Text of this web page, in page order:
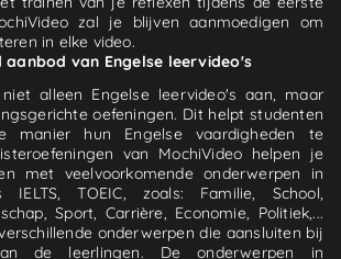
zal je blijven aanmoedigen om
in elke video.
aanbod van Engelse leervideo's
alleen Engelse leervideo's aan, maar
oefeningen. Dit helpt studenten
hun Engelse vaardigheden te
van MochiVideo helpen je
met veelvoorkomende onderwerpen in
IELTS, TOEIC, zoals: Familie, School,
Sport, Carrière, Economie, Politiek,...
onderwerpen die aansluiten bij
de leerlingen. De onderwerpen in